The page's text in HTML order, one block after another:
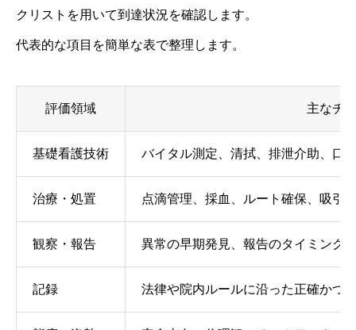
クリストを用いて到達状況を確認します。
代表的な項目を簡単な表で整理します。
評価領域 主なチ
基礎看護技術 バイタル測定、清拭、排泄介助、口
治療・処置 点滴管理、採血、ルート確保、吸引
観察・報告 異常の早期発見、報告のタイミング
記録 法律や院内ルールに沿った正確かつ